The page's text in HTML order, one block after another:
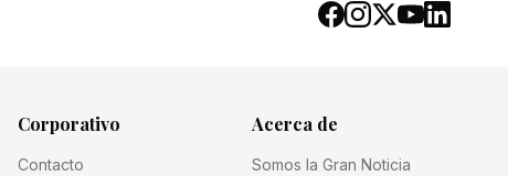
Corporativo
Contacto
Acerca de
Somos la Gran Noticia